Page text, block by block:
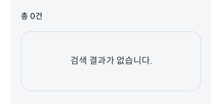
총 0건
검색 결과가 없습니다.